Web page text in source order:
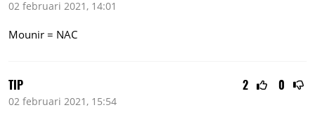
02 februari 2021, 14:01
Mounir = NAC
2 0
TIP
02 februari 2021, 15:54